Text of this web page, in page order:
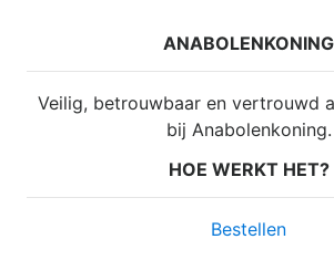
ANABOLENKONING
Veilig, betrouwbaar en vertrouwd
bij Anabolenkoning.
HOE WERKT HET?
Bestellen